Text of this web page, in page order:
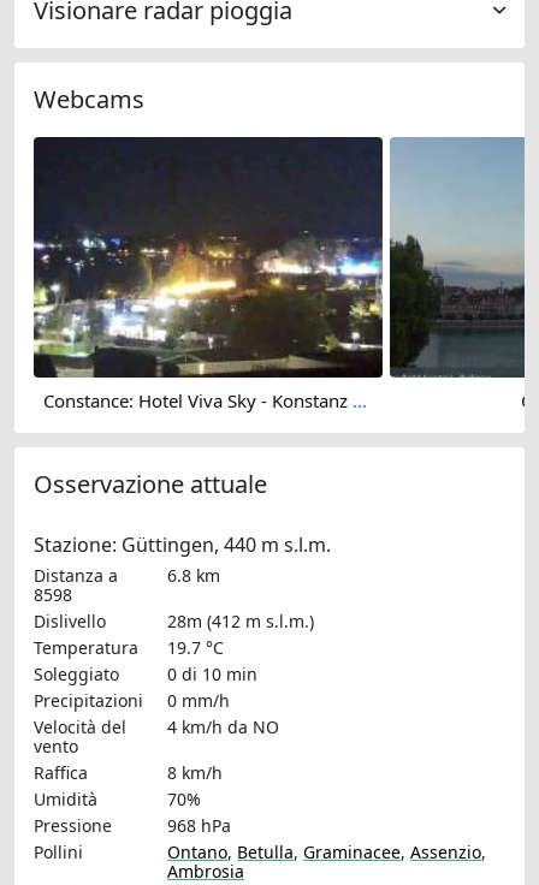
Visionare radar pioggia
Webcams
Constance: Hotel Viva Sky - Konstanz Port
Osservazione attuale
Stazione: Güttingen, 440 m s.l.m.
Distanza a
8598
6.8 km
Dislivello
28m (412 m s.l.m.)
Temperatura
19.7 °C
Soleggiato
0 di 10 min
Precipitazioni
0 mm/h
Velocità del
vento
4 km/h da NO
Raffica
8 km/h
Umidità
70%
Pressione
968 hPa
Pollini
Ontano, Betulla, Graminacee, Assenzio,
Ambrosia